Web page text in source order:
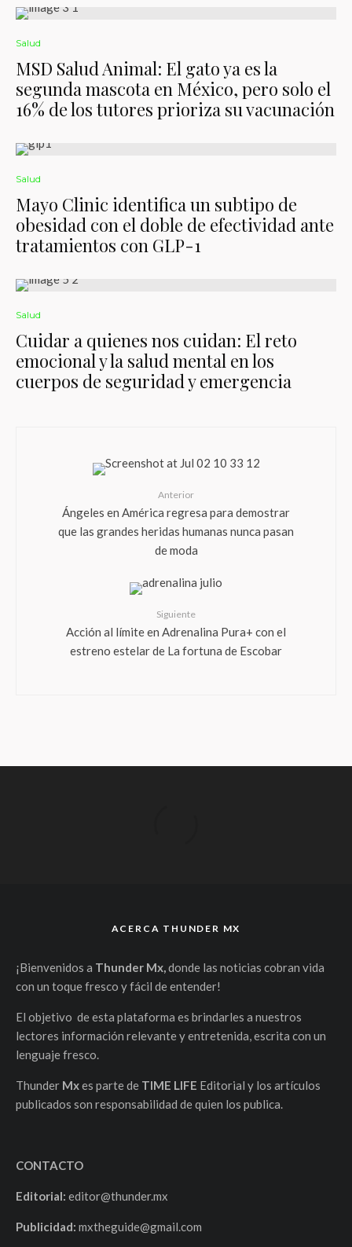
Salud
MSD Salud Animal: El gato ya es la
segunda mascota en México, pero solo el
16% de los tutores prioriza su vacunación
Salud
Mayo Clinic identifica un subtipo de
obesidad con el doble de efectividad ante
tratamientos con GLP-1
Salud
Cuidar a quienes nos cuidan: El reto
emocional y la salud mental en los
cuerpos de seguridad y emergencia
Anterior
Ángeles en América regresa para demostrar
que las grandes heridas humanas nunca pasan
de moda
Siguiente
Acción al límite en Adrenalina Pura+ con el
estreno estelar de La fortuna de Escobar
ACERCA THUNDER MX
¡Bienvenidos a Thunder Mx,donde las noticias cobran vida
con un toque fresco y fácil de entender!
El objetivo de esta plataforma es brindarles a nuestros
lectores información relevante y entretenida, escrita con un
lenguaje fresco.
Thunder Mxes parte de TIME LIFE Editorial y los artículos
publicados son responsabilidad de quien los publica.
CONTACTO
Editorial: editor@thunder.mx
Publicidad: mxtheguide@gmail.com